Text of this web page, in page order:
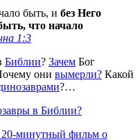
быть, и без Него
что начало
1:3
Библии? Зачем Бог
они вымерли? Какой
?…
в Библии?
минутный фильм о